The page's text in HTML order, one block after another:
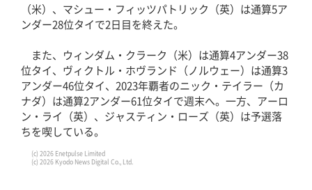
（米）、マシュー・フィッツパトリック（英）は通算5ア
ンダー28位タイで2日目を終えた。
また、ウィンダム・クラーク（米）は通算4アンダー38
位タイ、ヴィクトル・ホヴランド（ノルウェー）は通算3
アンダー46位タイ、2023年覇者のニック・テイラー（カ
ナダ）は通算2アンダー61位タイで週末へ。一方、アーロ
ン・ライ（英）、ジャスティン・ローズ（英）は予選落
ちを喫している。
(c) 2026 Enetpulse Limited
(c) 2026 Kyodo News Digital Co., Ltd.